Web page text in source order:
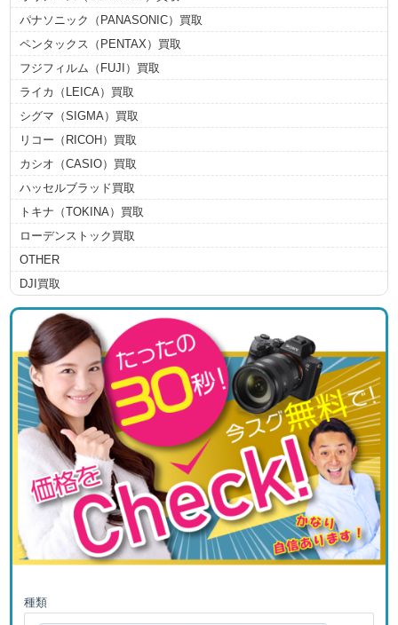
パナソニック（PANASONIC）買取
ペンタックス（PENTAX）買取
フジフィルム（FUJI）買取
ライカ（LEICA）買取
シグマ（SIGMA）買取
リコー（RICOH）買取
カシオ（CASIO）買取
ハッセルブラッド買取
トキナ（TOKINA）買取
ローデンストック買取
OTHER
DJI買取
種類